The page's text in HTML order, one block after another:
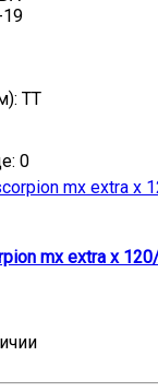
TT
0
mx extra x